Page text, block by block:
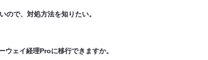
ので、対処方法を知りたい。
ェイ経理Proに移行できますか。